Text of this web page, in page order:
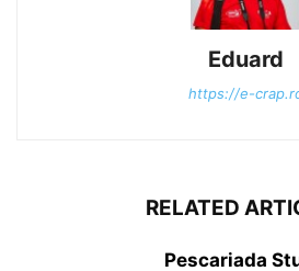
Eduard
https://e-
RELATED
Pescariada